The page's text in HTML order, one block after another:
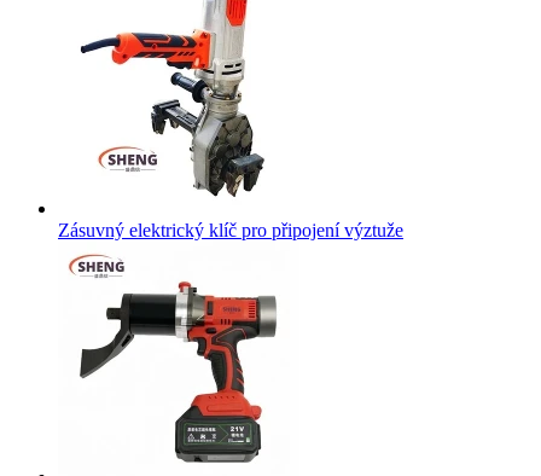
Zásuvný elektrický klíč pro připojení výztuže